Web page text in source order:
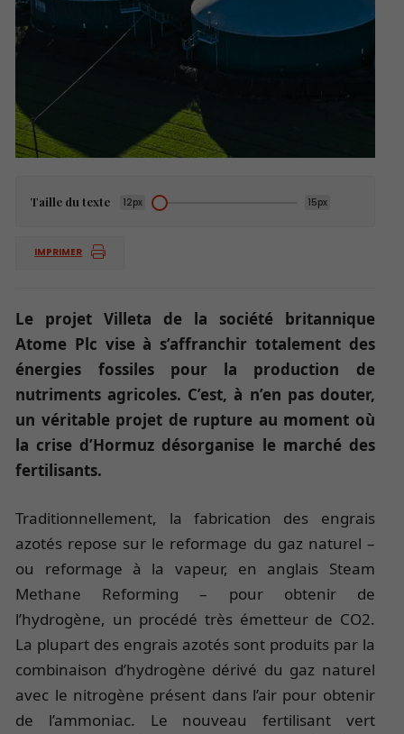
Taille du texte 12px 15px
IMPRIMER
Le projet Villeta de la société britannique
Atome Plc vise à s’affranchir totalement des
énergies fossiles pour la production de
nutriments agricoles. C’est, à n’en pas douter,
un véritable projet de rupture au moment où
la crise d’Hormuz désorganise le marché des
fertilisants.
Traditionnellement, la fabrication des engrais
azotés repose sur le reformage du gaz naturel –
ou reformage à la vapeur, en anglais Steam
Methane Reforming – pour obtenir de
l’hydrogène, un procédé très émetteur de CO2.
La plupart des engrais azotés sont produits par la
combinaison d’hydrogène dérivé du gaz naturel
avec le nitrogène présent dans l’air pour obtenir
de l’ammoniac. Le nouveau fertilisant vert